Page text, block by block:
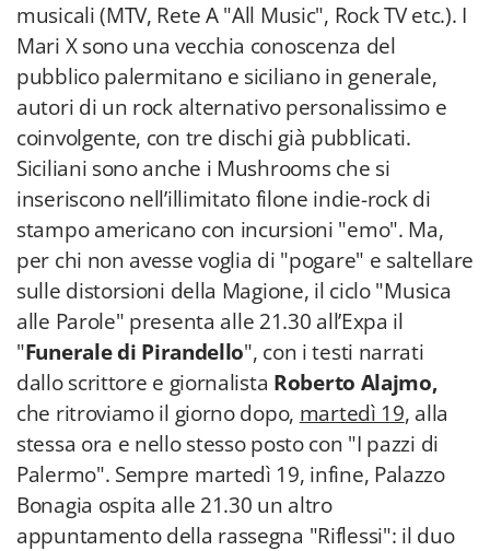
musicali (MTV, Rete A "All Music", Rock TV etc.). I
Mari X sono una vecchia conoscenza del
pubblico palermitano e siciliano in generale,
autori di un rock alternativo personalissimo e
coinvolgente, con tre dischi già pubblicati.
Siciliani sono anche i Mushrooms che si
inseriscono nell’illimitato filone indie-rock di
stampo americano con incursioni "emo". Ma,
per chi non avesse voglia di "pogare" e saltellare
sulle distorsioni della Magione, il ciclo "Musica
alle Parole" presenta alle 21.30 all’Expa il
"Funerale di Pirandello", con i testi narrati
dallo scrittore e giornalista Roberto Alajmo,
che ritroviamo il giorno dopo, martedì 19, alla
stessa ora e nello stesso posto con "I pazzi di
Palermo". Sempre martedì 19, infine, Palazzo
Bonagia ospita alle 21.30 un altro
appuntamento della rassegna "Riflessi": il duo